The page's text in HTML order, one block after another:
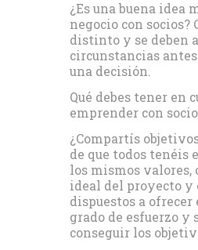
¿Es una buena idea
negocio con socios?
distinto y se deben
circunstancias
una decisión.
Qué debes tener en
emprender con
¿Compartís
de que todos tenéis
los mismos valores,
ideal del proyecto y
dispuestos a
grado de esfuerzo y
conseguir los